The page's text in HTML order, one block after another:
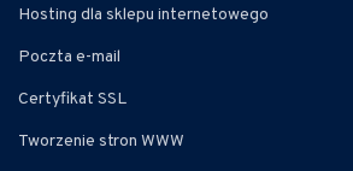
Hosting dla sklepu internetowego
Poczta e-mail
Certyfikat SSL
Tworzenie stron WWW